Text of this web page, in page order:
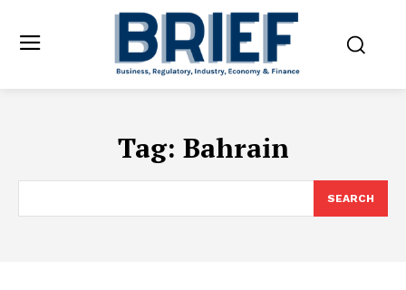
Tag: Bahrain
SEARCH